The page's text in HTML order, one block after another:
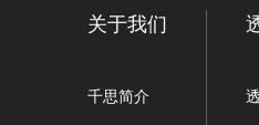
关于我们
千思简介